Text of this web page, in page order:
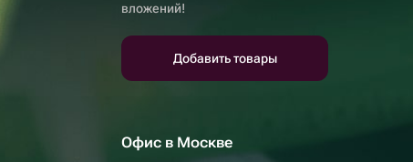
вложений!
Добавить товары
Офис в Москве